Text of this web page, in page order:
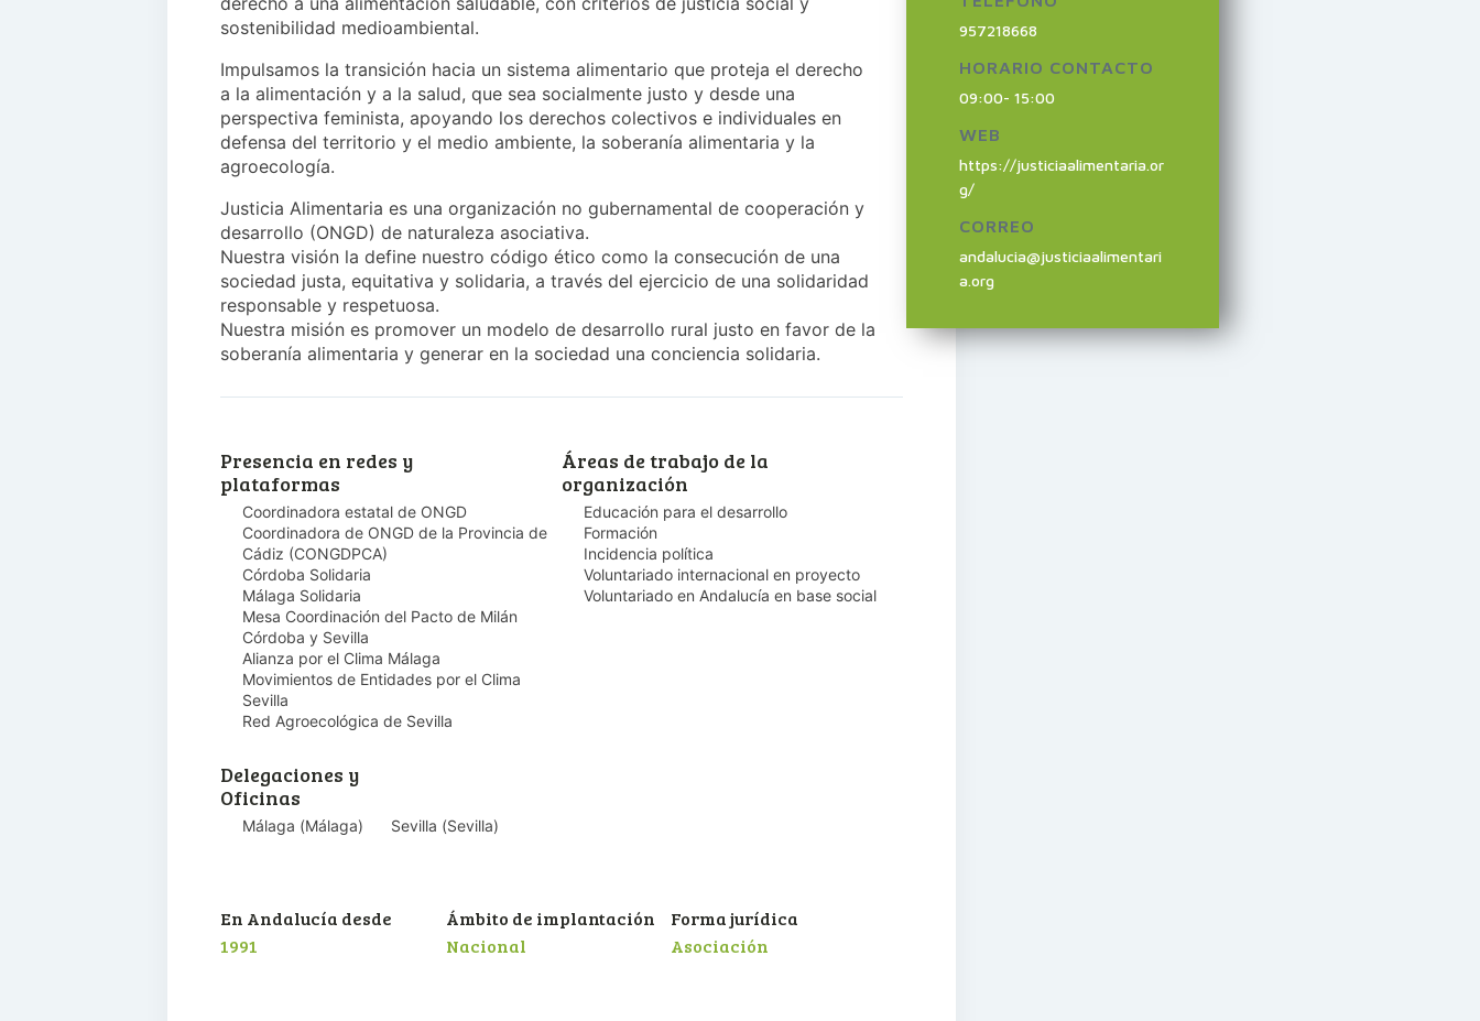
sostenibilidad medioambiental.
Impulsamos la transición hacia un sistema alimentario que proteja el derecho
a la alimentación y a la salud, que sea socialmente justo y desde una
perspectiva feminista, apoyando los derechos colectivos e individuales en
defensa del territorio y el medio ambiente, la soberanía alimentaria y la
agroecología.
Justicia Alimentaria es una organización no gubernamental de cooperación y
desarrollo (ONGD) de naturaleza asociativa.
Nuestra visión la define nuestro código ético como la consecución de una
sociedad justa, equitativa y solidaria, a través del ejercicio de una solidaridad
responsable y respetuosa.
Nuestra misión es promover un modelo de desarrollo rural justo en favor de la
soberanía alimentaria y generar en la sociedad una conciencia solidaria.
Presencia en redes y
plataformas
Coordinadora estatal de ONGD
Coordinadora de ONGD de la Provincia de
Cádiz (CONGDPCA)
Córdoba Solidaria
Málaga Solidaria
Mesa Coordinación del Pacto de Milán
Córdoba y Sevilla
Alianza por el Clima Málaga
Movimientos de Entidades por el Clima
Sevilla
Red Agroecológica de Sevilla
Áreas de trabajo de la
organización
Educación para el desarrollo
Formación
Incidencia política
Voluntariado internacional en proyecto
Voluntariado en Andalucía en base social
Delegaciones y
Oficinas
Málaga (Málaga) Sevilla (Sevilla)
En Andalucía desde
1991
Ámbito de implantación
Nacional
Forma jurídica
Asociación
957218668
HORARIO CONTACTO
09:00- 15:00
WEB
https://justiciaalimentaria.or
g/
CORREO
andalucia@justiciaalimentari
a.org